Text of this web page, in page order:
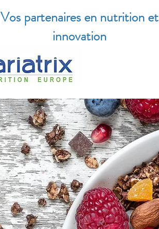
Vos partenaires en nutrition et
innovation